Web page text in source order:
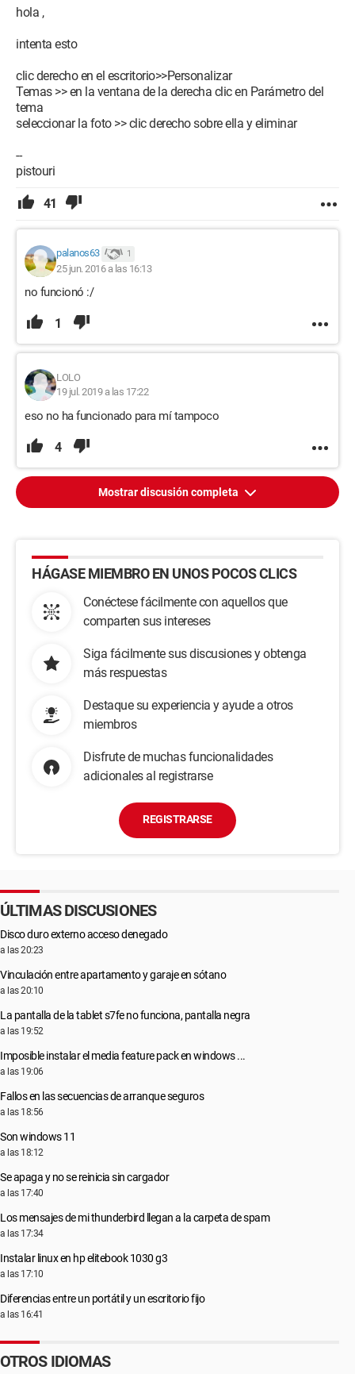
¿Alguien tendría una idea de cómo puedo cambiar esto?
hola ,
intenta esto
clic derecho en el escritorio>>Personalizar
Temas >> en la ventana de la derecha clic en Parámetro del
tema
seleccionar la foto >> clic derecho sobre ella y eliminar
--
pistouri
41
palanos63 1
25 jun. 2016 a las 16:13
no funcionó :/
1
LOLO
19 jul. 2019 a las 17:22
eso no ha funcionado para mí tampoco
4
Mostrar discusión completa
HÁGASE MIEMBRO EN UNOS POCOS CLICS
Conéctese fácilmente con aquellos que
comparten sus intereses
Siga fácilmente sus discusiones y obtenga
más respuestas
Destaque su experiencia y ayude a otros
miembros
Disfrute de muchas funcionalidades
adicionales al registrarse
REGISTRARSE
ÚLTIMAS DISCUSIONES
Disco duro externo acceso denegado
a las 20:23
Vinculación entre apartamento y garaje en sótano
a las 20:10
La pantalla de la tablet s7fe no funciona, pantalla negra
a las 19:52
Imposible instalar el media feature pack en windows ...
a las 19:06
Fallos en las secuencias de arranque seguros
a las 18:56
Son windows 11
a las 18:12
Se apaga y no se reinicia sin cargador
a las 17:40
Los mensajes de mi thunderbird llegan a la carpeta de spam
a las 17:34
Instalar linux en hp elitebook 1030 g3
a las 17:10
Diferencias entre un portátil y un escritorio fijo
a las 16:41
OTROS IDIOMAS